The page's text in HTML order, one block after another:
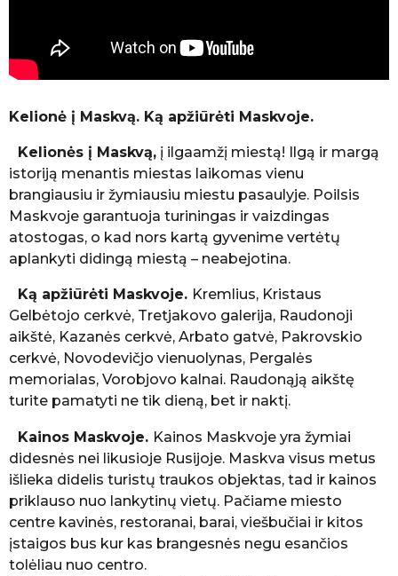
s
a
o
Kelionė į Maskvą. Ką apžiūrėti Maskvoje.
Kelionės į Maskvą, į ilgaamžį miestą! Ilgą ir margą
istoriją menantis miestas laikomas vienu
brangiausiu ir žymiausiu miestu pasaulyje. Poilsis
Maskvoje garantuoja turiningas ir vaizdingas
atostogas, o kad nors kartą gyvenime vertėtų
aplankyti didingą miestą – neabejotina.
Ką apžiūrėti Maskvoje. Kremlius, Kristaus
Gelbėtojo cerkvė, Tretjakovo galerija, Raudonoji
aikštė, Kazanės cerkvė, Arbato gatvė, Pakrovskio
cerkvė, Novodevičjo vienuolynas, Pergalės
memorialas, Vorobjovo kalnai. Raudonąją aikštę
turite pamatyti ne tik dieną, bet ir naktį.
Kainos Maskvoje. Kainos Maskvoje yra žymiai
didesnės nei likusioje Rusijoje. Maskva visus metus
išlieka didelis turistų traukos objektas, tad ir kainos
priklauso nuo lankytinų vietų. Pačiame miesto
centre kavinės, restoranai, barai, viešbučiai ir kitos
įstaigos bus kur kas brangesnės negu esančios
tolėliau nuo centro.